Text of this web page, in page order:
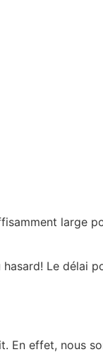
large
Le délai
En effet, nous